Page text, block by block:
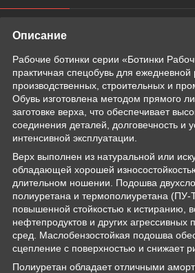
Описание
Рабочие ботинки серии «Ботинки
практичная спецобувь для ежедневной
производственных, строительных и
Обувь изготовлена методом прямого
заготовке верха, что обеспечивает
соединения деталей, долговечность и
интенсивной эксплуатации.
Верх выполнен из натуральной или
обладающей хорошей
длительном ношении. Подошва
полиуретана и термополиуретана (ПУ-
повышенной стойкостью к истиранию,
нефтепродуктов и других агрессивных
сред. Маслобензостойкая подошва
сцепление с поверхностью и снижает
Полиуретан обладает отличными